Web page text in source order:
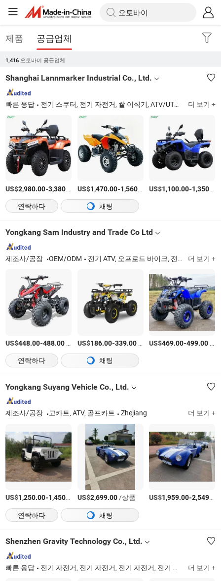
제품 공급업체
1,416 오토바이 공급업체
Shanghai Lannmarker Industrial Co., Ltd.
빠른 응답 전기 스쿠터, 전기 자전거, 쌀 이식기, ATV/UTV, 오토바이, 골프 카트, 플라스틱 욕조 더 보기 +
US$2,980.00-3,380.00 /상품
US$1,470.00-1,560.00 /상품
US$1,100.00-1,350.00
연락하다
채팅
Yongkang Sam Industry and Trade Co Ltd
제조사/공장 OEM/ODM 전기 ATV, 오프로드 바이크, 전기 스쿠터 더 보기 +
US$448.00-488.00 US$186.00-339.00/상품 US$469.00-499.00
연락하다
채팅
Yongkang Suyang Vehicle Co., Ltd.
제조사/공장 고카트, ATV, 골프카트 Zhejiang 더 보기 +
US$1,250.00-1,450.00 /상품
US$2,699.00/상품 US$1,959.00-2,549.00
연락하다
채팅
Shenzhen Gravity Technology Co., Ltd.
빠른 응답 전기 자전거, 전기 자전거, 전기 자전거, 전기 도로 자전거, 전기 접이식 자전거, 자전거, 자전거, 전기 산악 자전거, 전기 자전거, 전기 오프로드 자전거 더 보기 +